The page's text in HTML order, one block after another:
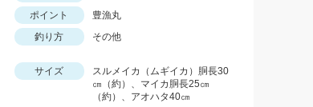
ポイント
豊漁丸
釣り方 その他
サイズ
スルメイカ（ムギイカ）胴長30
㎝（約）、マイカ胴長25㎝
（約）、アオハタ40㎝